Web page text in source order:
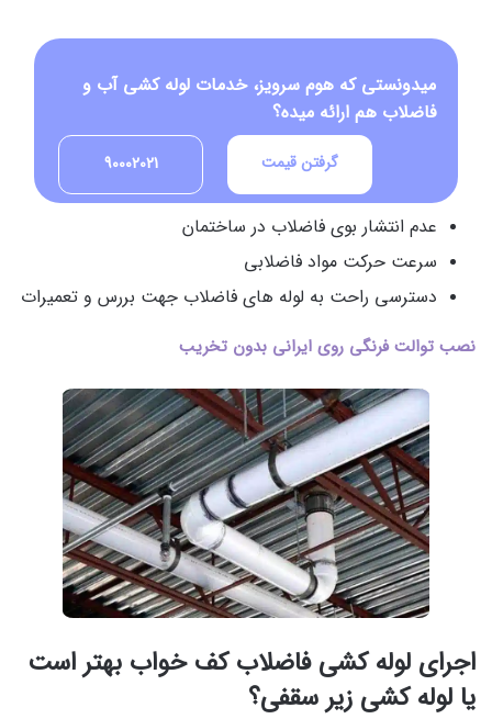
میدونستی که هوم سرویز، خدمات لوله کشی آب و
فاضلاب هم ارائه میده؟
90002021 گرفتن قیمت
عدم انتشار بوی فاضلاب در ساختمان
سرعت حرکت مواد فاضلابی
دسترسی راحت به لوله های فاضلاب جهت بررس و تعمیرات
نصب توالت فرنگی روی ایرانی بدون تخریب
اجرای لوله کشی فاضلاب کف خواب بهتر است
یا لوله کشی زیر سقفی؟